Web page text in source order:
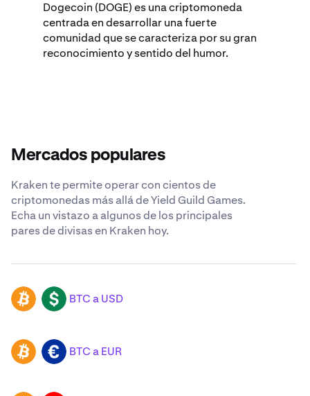
Dogecoin (DOGE) es una criptomoneda
centrada en desarrollar una fuerte
comunidad que se caracteriza por su gran
reconocimiento y sentido del humor.
Mercados populares
Kraken te permite operar con cientos de
criptomonedas más allá de Yield Guild Games.
Echa un vistazo a algunos de los principales
pares de divisas en Kraken hoy.
BTC USD BTC a USD
BTC EUR BTC a EUR